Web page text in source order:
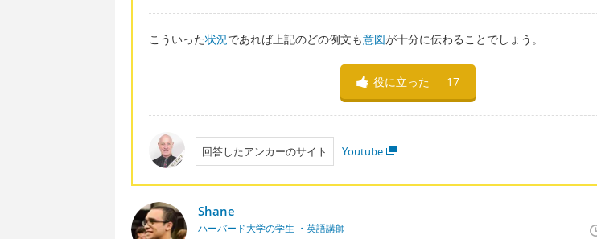
こういった状況であれば上記のどの例文も意図が十分に伝わることでしょう。
役に立った 17
回答したアンカーのサイト Youtube
Shane
ハーバード大学の学生 ・英語講師